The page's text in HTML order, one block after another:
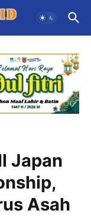
Japan
Asah